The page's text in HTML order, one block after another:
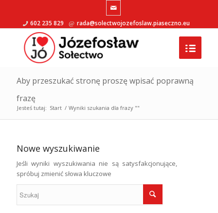
602 235 829 rada@solectwojozefoslaw.piaseczno.eu
Aby przeszukać stronę proszę wpisać poprawną
frazę
Jesteś tutaj: Start / Wyniki szukania dla frazy ""
Nowe wyszukiwanie
Jeśli wyniki wyszukiwania nie są satysfakcjonujące,
spróbuj zmienić słowa kluczowe